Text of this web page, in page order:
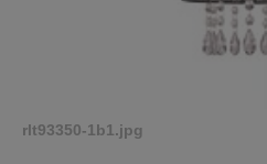
rlt93350-1b1.jpg